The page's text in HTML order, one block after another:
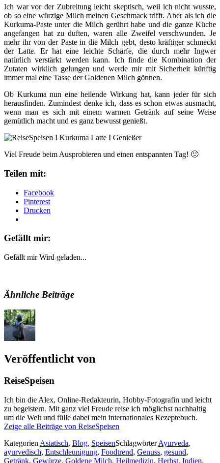
Ich war vor der Zubreitung leicht skeptisch, weil ich nicht wusste,
ob so eine würzige Milch meinen Geschmack trifft. Aber als ich die
Kurkuma-Paste unter die Milch gerührt habe und die ganze Küche
angefangen hat zu duften, waren alle Zweifel verschwunden. Je
mehr ihr von der Paste in die Milch gebt, desto kräftiger schmeckt
der Latte. Er hat eine leichte Schärfe, die durch mehr Ingwer
natürlich verstärkt werden kann. Ich finde die Kombination der
Zutaten wirklich gelungen und werde mir mit Sicherheit künftig
immer mal eine Tasse der Goldenen Milch gönnen.
Ob Kurkuma nun eine heilende Wirkung hat, kann jeder für sich
herausfinden. Zumindest denke ich, dass es schon etwas ausmacht,
wenn man es sich mit einem warmen Getränk auf seine Weise
gemütlich macht und es ganz bewusst genießt.
Viel Freude beim Ausprobieren und einen entspannten Tag! 🙂
Teilen mit:
Facebook
Pinterest
Drucken
Gefällt mir:
Gefällt mir Wird geladen...
Ähnliche Beiträge
Veröffentlicht von
ReiseSpeisen
Ich bin die Alex, Online-Redakteurin, Hobby-Fotografin und leicht
zu begeistern. Mit ganz viel Freude reise ich möglichst nachhaltig
um die Welt und fülle dabei mein internationales Rezeptebuch.
Zeige alle Beiträge von ReiseSpeisen
Kategorien Asiatisch, Blog, SpeisenSchlagwörterAyurveda,
ayurvedisch, Entschleunigung, Foodtrend, Genuss, gesund,
Getränk, Gewürze, Goldene Milch, Heilmedizin, Herbst, Indien,